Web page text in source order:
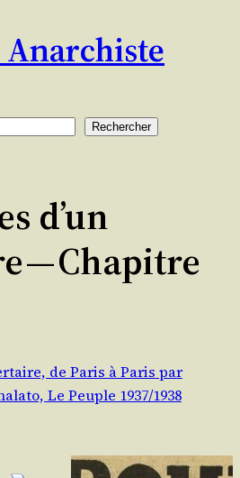
Anarchiste
Rechercher
d’un
— Chapitre
de Paris à Paris par
Le Peuple 1937/1938